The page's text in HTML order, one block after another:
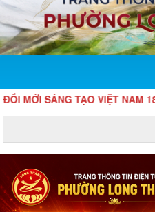
TẠO VIỆT NAM 18/5